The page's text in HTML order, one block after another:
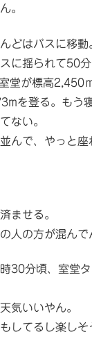
。
どはバスに移動
に揺られて50分
堂が標高2,450ｍ
を登る。もう
ない。
んで、やっと座
ませる。
人の方が混んで
30分頃、室堂
気いいやん。
してるし楽しそ